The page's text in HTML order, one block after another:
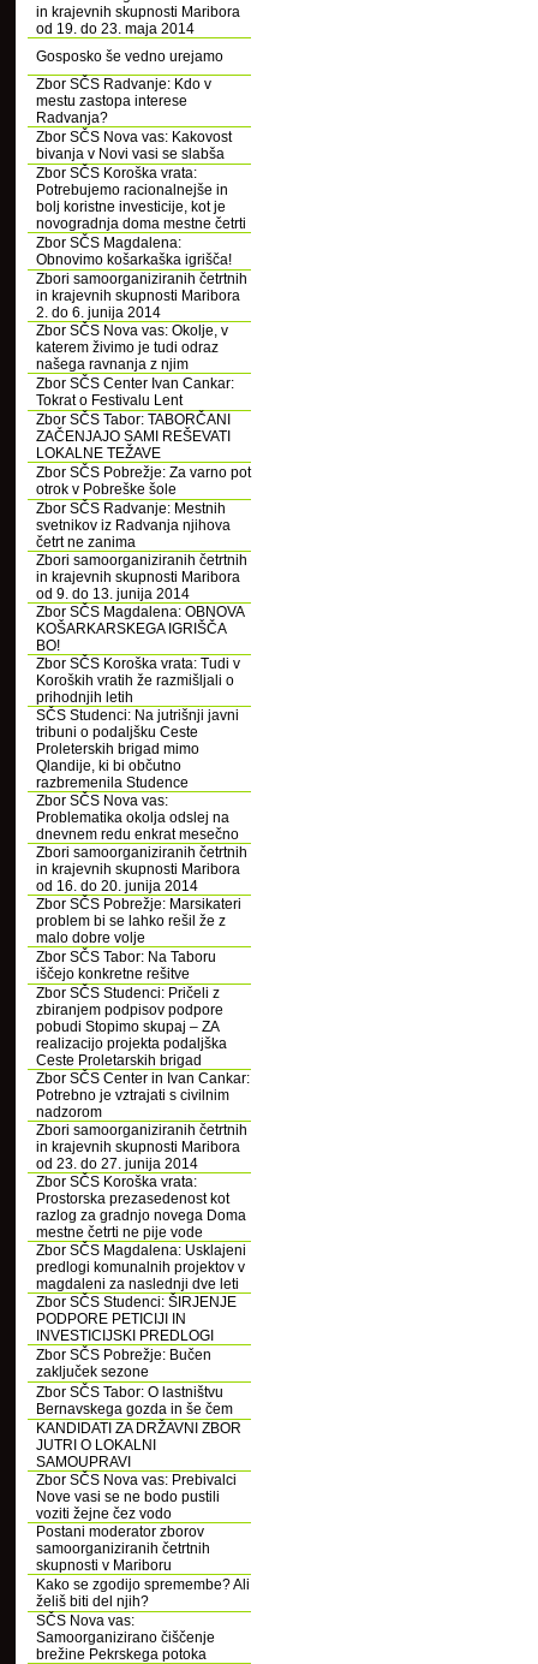
in krajevnih skupnosti Maribora
od 19. do 23. maja 2014
Gosposko še vedno urejamo
Zbor SČS Radvanje: Kdo v
mestu zastopa interese
Radvanja?
Zbor SČS Nova vas: Kakovost
bivanja v Novi vasi se slabša
Zbor SČS Koroška vrata:
Potrebujemo racionalnejše in
bolj koristne investicije, kot je
novogradnja doma mestne četrti
Zbor SČS Magdalena:
Obnovimo košarkaška igrišča!
Zbori samoorganiziranih četrtnih
in krajevnih skupnosti Maribora
2. do 6. junija 2014
Zbor SČS Nova vas: Okolje, v
katerem živimo je tudi odraz
našega ravnanja z njim
Zbor SČS Center Ivan Cankar:
Tokrat o Festivalu Lent
Zbor SČS Tabor: TABORČANI
ZAČENJAJO SAMI REŠEVATI
LOKALNE TEŽAVE
Zbor SČS Pobrežje: Za varno pot
otrok v Pobreške šole
Zbor SČS Radvanje: Mestnih
svetnikov iz Radvanja njihova
četrt ne zanima
Zbori samoorganiziranih četrtnih
in krajevnih skupnosti Maribora
od 9. do 13. junija 2014
Zbor SČS Magdalena: OBNOVA
KOŠARKARSKEGA IGRIŠČA
BO!
Zbor SČS Koroška vrata: Tudi v
Koroških vratih že razmišljali o
prihodnjih letih
SČS Studenci: Na jutrišnji javni
tribuni o podaljšku Ceste
Proleterskih brigad mimo
Qlandije, ki bi občutno
razbremenila Studence
Zbor SČS Nova vas:
Problematika okolja odslej na
dnevnem redu enkrat mesečno
Zbori samoorganiziranih četrtnih
in krajevnih skupnosti Maribora
od 16. do 20. junija 2014
Zbor SČS Pobrežje: Marsikateri
problem bi se lahko rešil že z
malo dobre volje
Zbor SČS Tabor: Na Taboru
iščejo konkretne rešitve
Zbor SČS Studenci: Pričeli z
zbiranjem podpisov podpore
pobudi Stopimo skupaj – ZA
realizacijo projekta podaljška
Ceste Proletarskih brigad
Zbor SČS Center in Ivan Cankar:
Potrebno je vztrajati s civilnim
nadzorom
Zbori samoorganiziranih četrtnih
in krajevnih skupnosti Maribora
od 23. do 27. junija 2014
Zbor SČS Koroška vrata:
Prostorska prezasedenost kot
razlog za gradnjo novega Doma
mestne četrti ne pije vode
Zbor SČS Magdalena: Usklajeni
predlogi komunalnih projektov v
magdaleni za naslednji dve leti
Zbor SČS Studenci: ŠIRJENJE
PODPORE PETICIJI IN
INVESTICIJSKI PREDLOGI
Zbor SČS Pobrežje: Bučen
zaključek sezone
Zbor SČS Tabor: O lastništvu
Bernavskega gozda in še čem
KANDIDATI ZA DRŽAVNI ZBOR
JUTRI O LOKALNI
SAMOUPRAVI
Zbor SČS Nova vas: Prebivalci
Nove vasi se ne bodo pustili
voziti žejne čez vodo
Postani moderator zborov
samoorganiziranih četrtnih
skupnosti v Mariboru
Kako se zgodijo spremembe? Ali
želiš biti del njih?
SČS Nova vas:
Samoorganizirano čiščenje
brežine Pekrskega potoka